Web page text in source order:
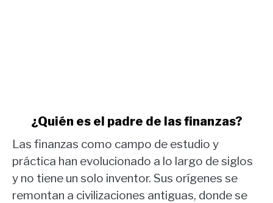
¿Quién
es
el
¿Quién es el padre de las finanzas?
Las finanzas como campo de estudio y
práctica han evolucionado a lo largo de siglos
y no tiene un solo inventor. Sus orígenes se
remontan a civilizaciones antiguas, donde se